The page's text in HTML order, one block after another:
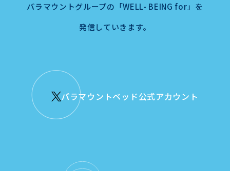
パラマウントグループの「WELL- BEING for」を
発信していきます。
パラマウントベッド公式アカウント